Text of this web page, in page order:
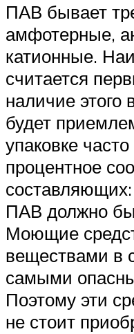
ПАВ бывает
амфотерные,
катионные.
считается
наличие этого
будет
упаковке
процентное
составляющих:
ПАВ должно
Моющие
веществами в
самыми
Поэтому эти
не стоит